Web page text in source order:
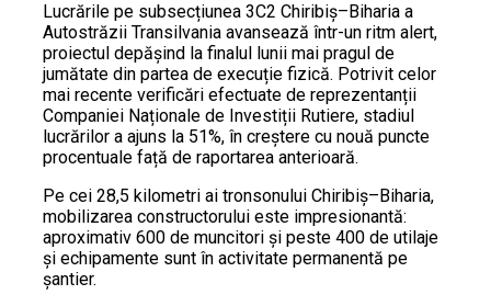
Lucrările pe subsecțiunea 3C2 Chiribiș–Biharia a
Autostrăzii Transilvania avansează într-un ritm alert,
proiectul depășind la finalul lunii mai pragul de
jumătate din partea de execuție fizică. Potrivit celor
mai recente verificări efectuate de reprezentanții
Companiei Naționale de Investiții Rutiere, stadiul
lucrărilor a ajuns la 51%, în creștere cu nouă puncte
procentuale față de raportarea anterioară.
Pe cei 28,5 kilometri ai tronsonului Chiribiș–Biharia,
mobilizarea constructorului este impresionantă:
aproximativ 600 de muncitori și peste 400 de utilaje
și echipamente sunt în activitate permanentă pe
șantier.